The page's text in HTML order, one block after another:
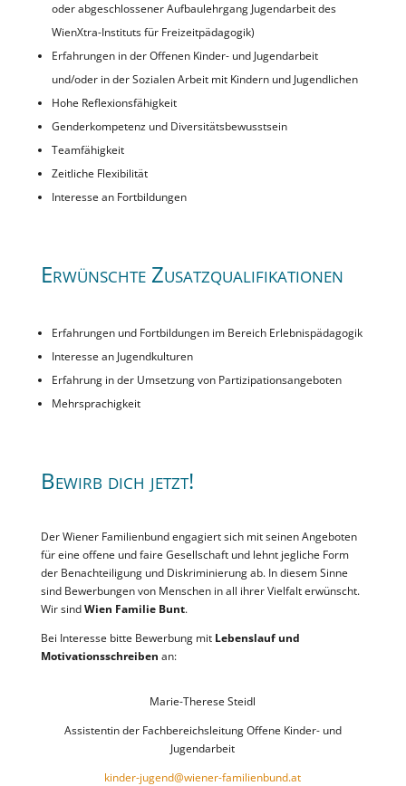
oder abgeschlossener Aufbaulehrgang Jugendarbeit des
WienXtra-Instituts für Freizeitpädagogik)
Erfahrungen in der Offenen Kinder- und Jugendarbeit
und/oder in der Sozialen Arbeit mit Kindern und Jugendlichen
Hohe Reflexionsfähigkeit
Genderkompetenz und Diversitätsbewusstsein
Teamfähigkeit
Zeitliche Flexibilität
Interesse an Fortbildungen
Erwünschte Zusatzqualifikationen
Erfahrungen und Fortbildungen im Bereich Erlebnispädagogik
Interesse an Jugendkulturen
Erfahrung in der Umsetzung von Partizipationsangeboten
Mehrsprachigkeit
Bewirb dich jetzt!
Der Wiener Familienbund engagiert sich mit seinen Angeboten
für eine offene und faire Gesellschaft und lehnt jegliche Form
der Benachteiligung und Diskriminierung ab. In diesem Sinne
sind Bewerbungen von Menschen in all ihrer Vielfalt erwünscht.
Wir sindWien Familie Bunt.
Bei Interesse bitte Bewerbung mitLebenslauf und
Motivationsschreiben an:
Marie-Therese Steidl
Assistentin der Fachbereichsleitung Offene Kinder- und
Jugendarbeit
kinder-jugend@wiener-familienbund.at